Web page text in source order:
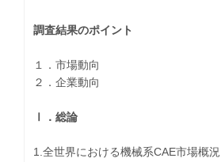
調査結果のポイント
１．市場動向
２．企業動向
Ⅰ．総論
1.全世界における機械系CAE市場概況